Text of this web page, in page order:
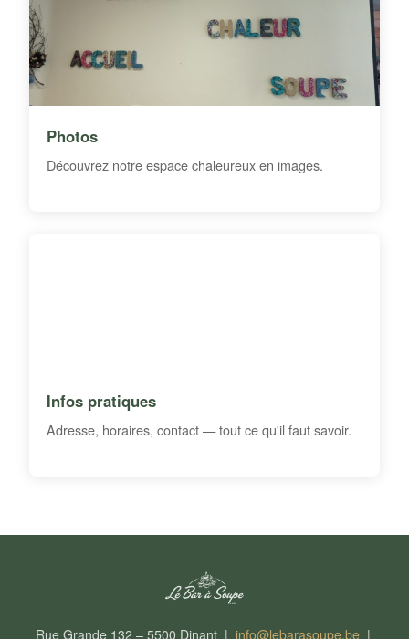
Photos
Découvrez notre espace chaleureux en images.
Infos pratiques
Adresse, horaires, contact — tout ce qu'il faut savoir.
Rue Grande 132 – 5500 Dinant | info@lebarasoupe.be|